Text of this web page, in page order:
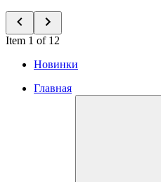
Item 1 of 12
Новинки
Главная